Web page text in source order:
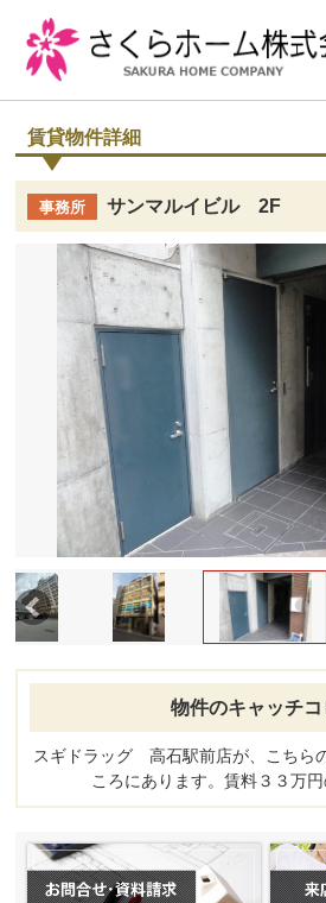
賃貸物件詳細
事務所 サンマルイビル 2F
物件のキャッチ
スギドラッグ 高石駅前店が、こちら
ころにあります。賃料３３万